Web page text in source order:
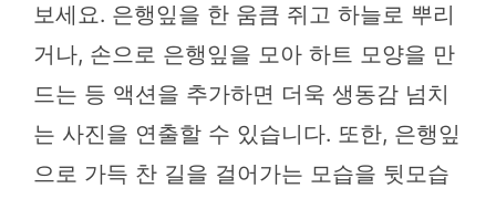
보세요. 은행잎을 한 움큼 쥐고 하늘로 뿌리
거나, 손으로 은행잎을 모아 하트 모양을 만
드는 등 액션을 추가하면 더욱 생동감 넘치
는 사진을 연출할 수 있습니다. 또한, 은행잎
으로 가득 찬 길을 걸어가는 모습을 뒷모습